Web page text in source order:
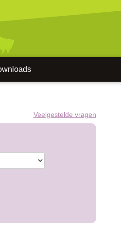
Veelgestelde vragen